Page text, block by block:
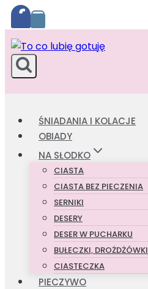
Przejdź
do
treści
ŚNIADANIA I KOLACJE
OBIADY
NA SŁODKO
CIASTA
CIASTA BEZ PIECZENIA
SERNIKI
DESERY
DESER W PUCHARKU
BUŁECZKI, DROŻDŻÓWKI
CIASTECZKA
PIECZYWO